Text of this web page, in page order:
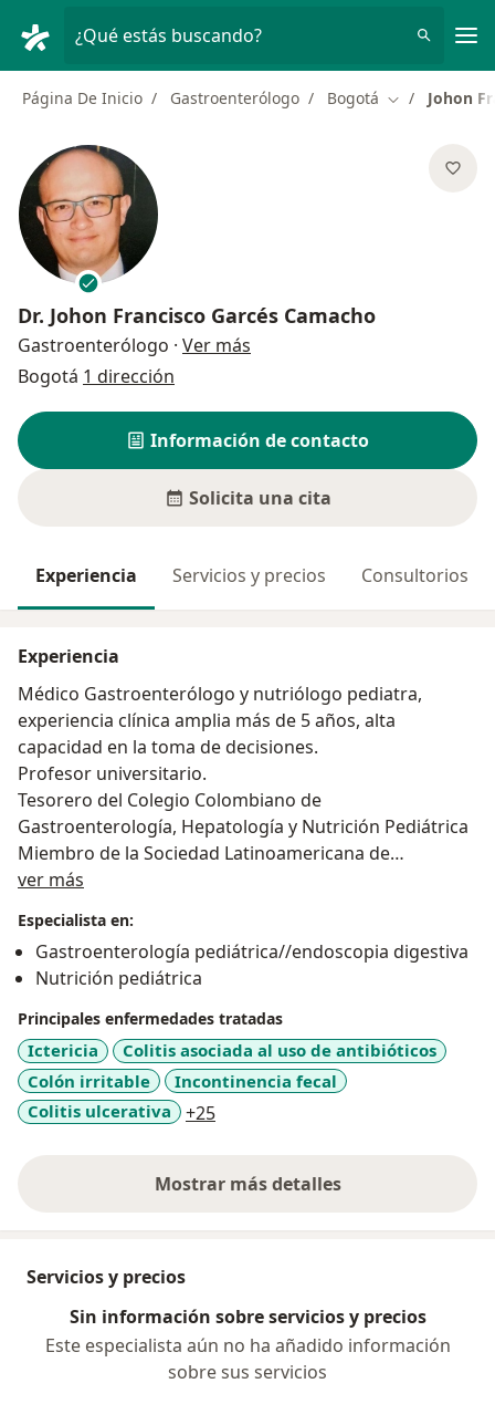
¿Qué estás buscando?
Página De Inicio Gastroenterólogo Bogotá Cambiar de
Johon
Dr. Johon Francisco Garcés Camacho
Gastroenterólogo · Ver más
Bogotá 1 dirección
Información de contacto
Solicita una cita
Experiencia Servicios y precios Consultorios
Experiencia
Médico Gastroenterólogo y nutriólogo pediatra,
experiencia clínica amplia más de 5 años, alta
capacidad en la toma de decisiones.
Profesor universitario.
Tesorero del Colegio Colombiano de
Gastroenterología, Hepatología y Nutrición Pediátrica
Miembro de la Sociedad Latinoamericana de
Gastroenterología, Hepatología y Nutrición Pediátrica
ver más
Especialista en:
Gastroenterología pediátrica//endoscopia digestiva
Nutrición pediátrica
Principales enfermedades tratadas
Ictericia
Colitis asociada al uso de antibióticos
Colón irritable
Incontinencia fecal
Colitis ulcerativa
+25a11y_sr_more_diseases
Mostrar más detalles
sobre la experiencia
Servicios y precios
Sin información sobre servicios y precios
Este especialista aún no ha añadido información
sobre sus servicios